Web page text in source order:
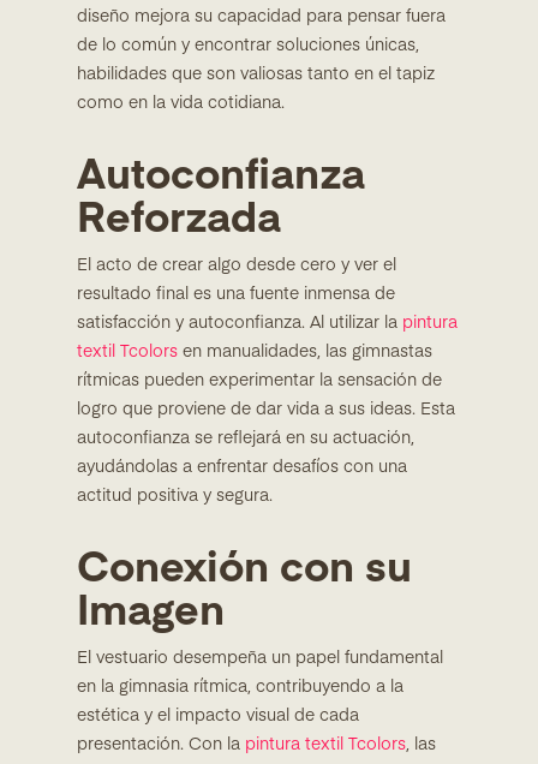
diseño mejora su capacidad para pensar fuera
de lo común y encontrar soluciones únicas,
habilidades que son valiosas tanto en el tapiz
como en la vida cotidiana.
Autoconfianza
Reforzada
El acto de crear algo desde cero y ver el
resultado final es una fuente inmensa de
satisfacción y autoconfianza. Al utilizar la pintura
textil Tcolors en manualidades, las gimnastas
rítmicas pueden experimentar la sensación de
logro que proviene de dar vida a sus ideas. Esta
autoconfianza se reflejará en su actuación,
ayudándolas a enfrentar desafíos con una
actitud positiva y segura.
Conexión con su
Imagen
El vestuario desempeña un papel fundamental
en la gimnasia rítmica, contribuyendo a la
estética y el impacto visual de cada
presentación. Con la pintura textil Tcolors, las